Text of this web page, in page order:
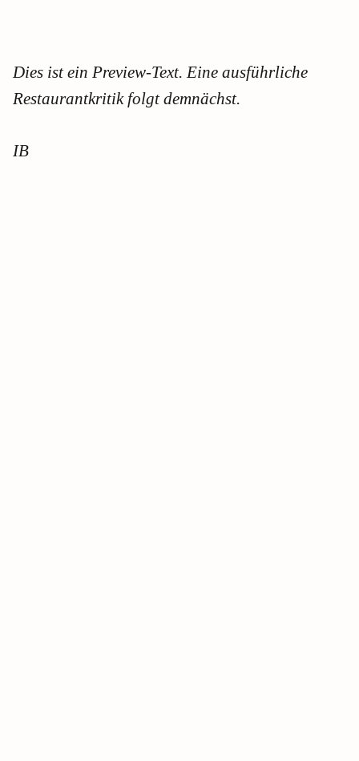
Dies ist ein Preview-Text. Eine ausführliche
Restaurantkritik folgt demnächst.
IB